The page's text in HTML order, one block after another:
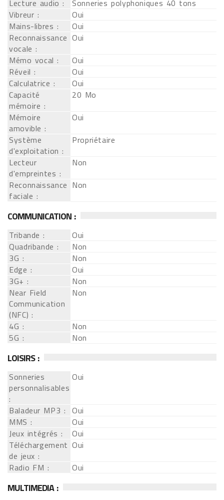
Lecture audio :
Sonneries polyphoniques 40 tons
Vibreur :
Oui
Mains-libres :
Oui
Reconnaissance
vocale :
Oui
Mémo vocal :
Oui
Réveil :
Oui
Calculatrice :
Oui
Capacité
mémoire :
20 Mo
Mémoire
amovible :
Oui
Système
d'exploitation :
Propriétaire
Lecteur
d'empreintes :
Non
Reconnaissance
faciale :
Non
COMMUNICATION :
Tribande :
Oui
Quadribande :
Non
3G :
Non
Edge :
Oui
3G+ :
Non
Near Field
Communication
(NFC) :
Non
4G :
Non
5G :
Non
LOISIRS :
Sonneries
personnalisables
:
Oui
Baladeur MP3 : Oui
MMS :
Oui
Jeux intégrés :
Oui
Téléchargement
de jeux :
Oui
Radio FM :
Oui
MULTIMEDIA :